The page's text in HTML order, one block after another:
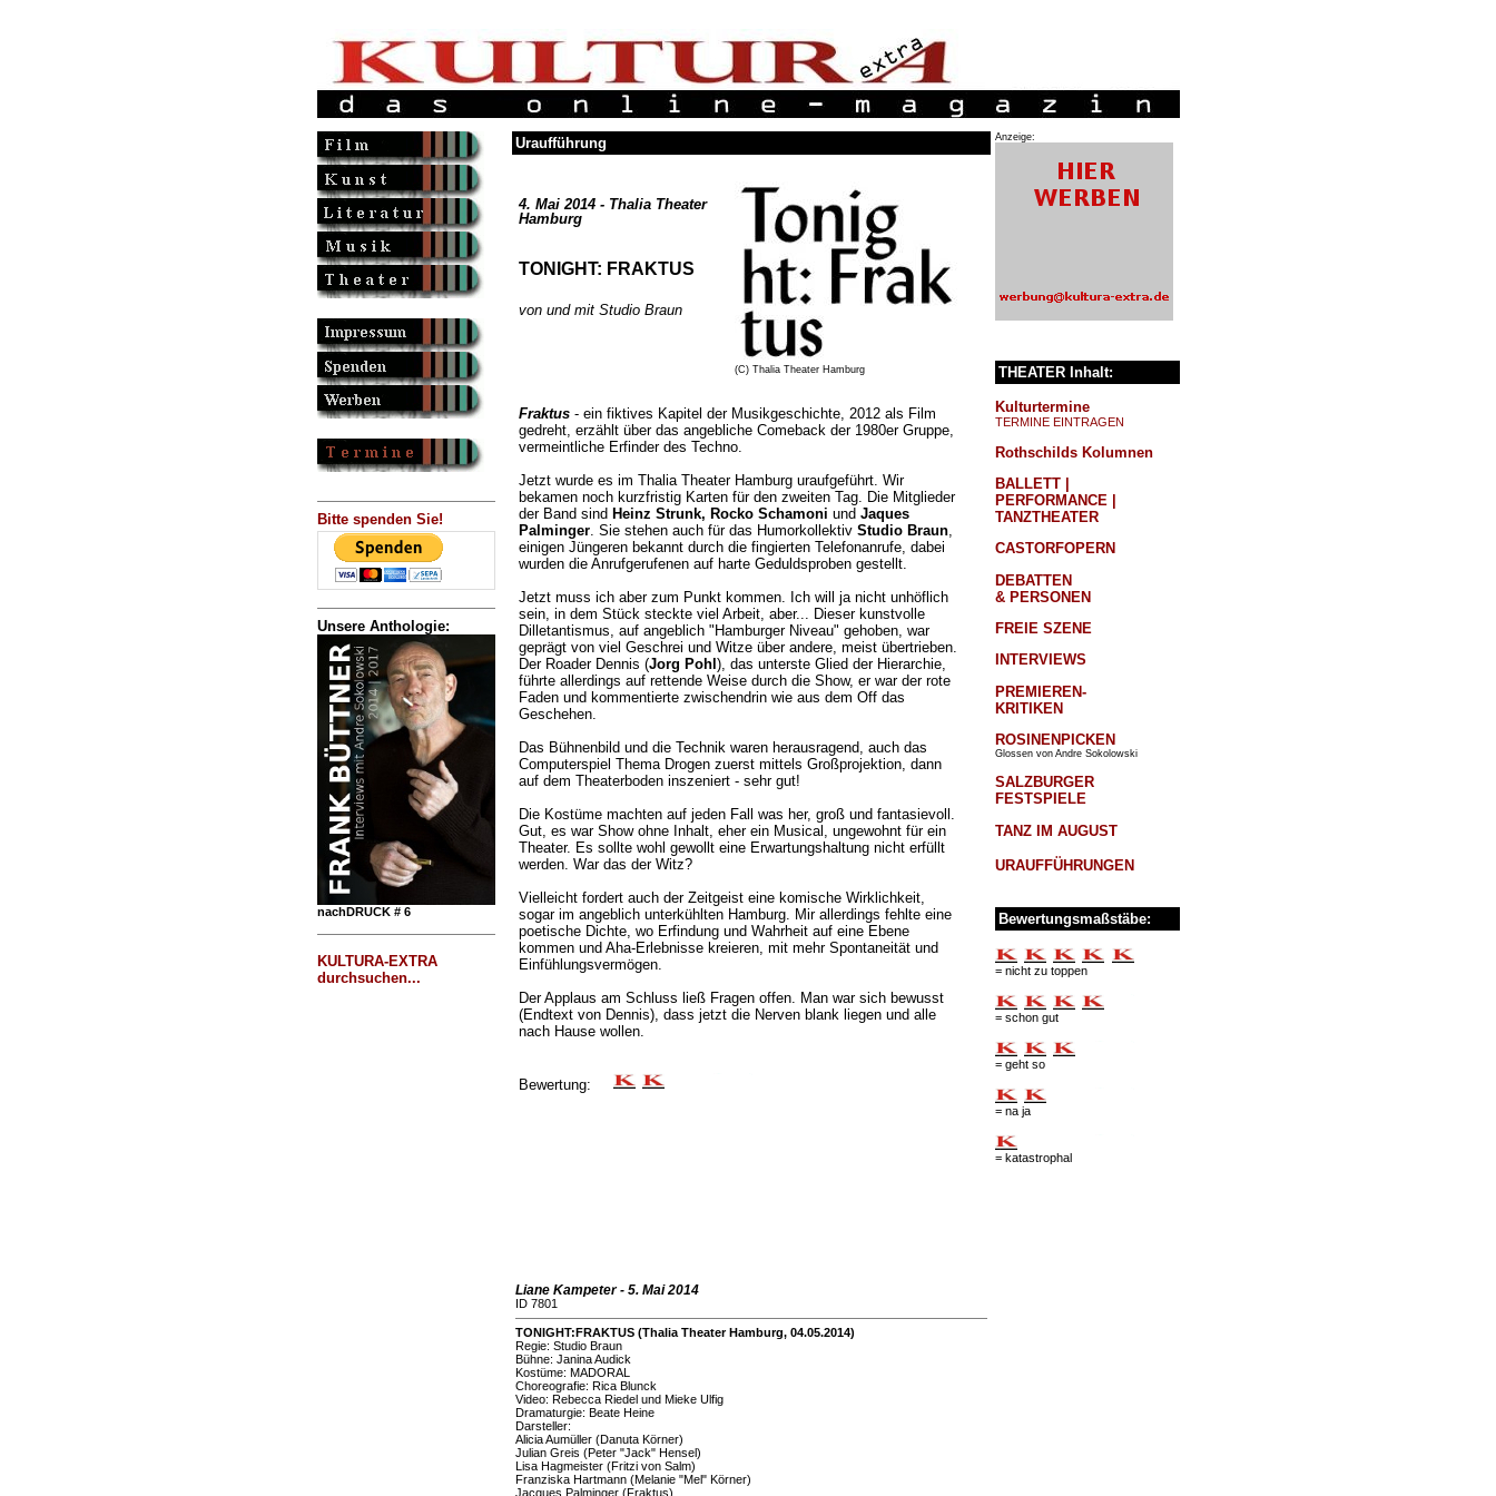
Bitte spenden Sie!
Unsere Anthologie:
nachDRUCK # 6
KULTURA-EXTRA
durchsuchen...
Uraufführung
4. Mai 2014 - Thalia Theater
Hamburg
TONIGHT: FRAKTUS
von und mit Studio Braun
(C) Thalia Theater Hamburg
Fraktus- ein fiktives Kapitel der Musikgeschichte, 2012 als Film
gedreht, erzählt über das angebliche Comeback der 1980er Gruppe,
vermeintliche Erfinder des Techno.
Jetzt wurde es im Thalia Theater Hamburg uraufgeführt. Wir
bekamen noch kurzfristig Karten für den zweiten Tag. Die Mitglieder
der Band sind Heinz Strunk, Rocko Schamoni und Jaques
Palminger. Sie stehen auch für das Humorkollektiv Studio Braun,
einigen Jüngeren bekannt durch die fingierten Telefonanrufe, dabei
wurden die Anrufgerufenen auf harte Geduldsproben gestellt.
Jetzt muss ich aber zum Punkt kommen. Ich will ja nicht unhöflich
sein, in dem Stück steckte viel Arbeit, aber... Dieser kunstvolle
Dilletantismus, auf angeblich "Hamburger Niveau" gehoben, war
geprägt von viel Geschrei und Witze über andere, meist übertrieben.
Der Roader Dennis (Jorg Pohl ), das unterste Glied der Hierarchie,
führte allerdings auf rettende Weise durch die Show, er war der rote
Faden und kommentierte zwischendrin wie aus dem Off das
Geschehen.
Das Bühnenbild und die Technik waren herausragend, auch das
Computerspiel Thema Drogen zuerst mittels Großprojektion, dann
auf dem Theaterboden inszeniert - sehr gut!
Die Kostüme machten auf jeden Fall was her, groß und fantasievoll.
Gut, es war Show ohne Inhalt, eher ein Musical, ungewohnt für ein
Theater. Es sollte wohl gewollt eine Erwartungshaltung nicht erfüllt
werden. War das der Witz?
Vielleicht fordert auch der Zeitgeist eine komische Wirklichkeit,
sogar im angeblich unterkühlten Hamburg. Mir allerdings fehlte eine
poetische Dichte, wo Erfindung und Wahrheit auf eine Ebene
kommen und Aha-Erlebnisse kreieren, mit mehr Spontaneität und
Einfühlungsvermögen.
Der Applaus am Schluss ließ Fragen offen. Man war sich bewusst
(Endtext von Dennis), dass jetzt die Nerven blank liegen und alle
nach Hause wollen.
Bewertung:
Liane Kampeter - 5. Mai 2014
ID 7801
TONIGHT:FRAKTUS (Thalia Theater Hamburg, 04.05.2014)
Regie: Studio Braun
Bühne: Janina Audick
Kostüme: MADORAL
Choreografie: Rica Blunck
Video: Rebecca Riedel und Mieke Ulfig
Dramaturgie: Beate Heine
Darsteller:
Alicia Aumüller (Danuta Körner)
Julian Greis (Peter "Jack" Hensel)
Lisa Hagmeister (Fritzi von Salm)
Franziska Hartmann (Melanie "Mel" Körner)
Jacques Palminger (Fraktus)
Anzeige:
THEATER Inhalt:
Kulturtermine
TERMINE EINTRAGEN
Rothschilds Kolumnen
BALLETT |
PERFORMANCE |
TANZTHEATER
CASTORFOPERN
DEBATTEN
& PERSONEN
FREIE SZENE
INTERVIEWS
PREMIEREN-
KRITIKEN
ROSINENPICKEN
Glossen von Andre Sokolowski
SALZBURGER
FESTSPIELE
TANZ IM AUGUST
URAUFFÜHRUNGEN
Bewertungsmaßstäbe:
= nicht zu toppen
= schon gut
= geht so
= na ja
= katastrophal